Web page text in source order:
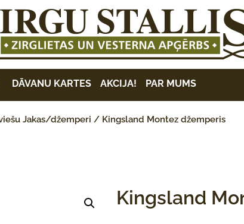
DĀVANU KARTES AKCIJA! PAR MUMS
Jakas/džemperi / Kingsland Montez džemperis
Kingsland